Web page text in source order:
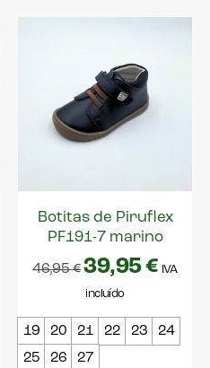
Botitas de Piruflex
PF191-7 marino
46,95€ 39,95€ IVA
incluído
19 20 21 22 23
24
25
26 27